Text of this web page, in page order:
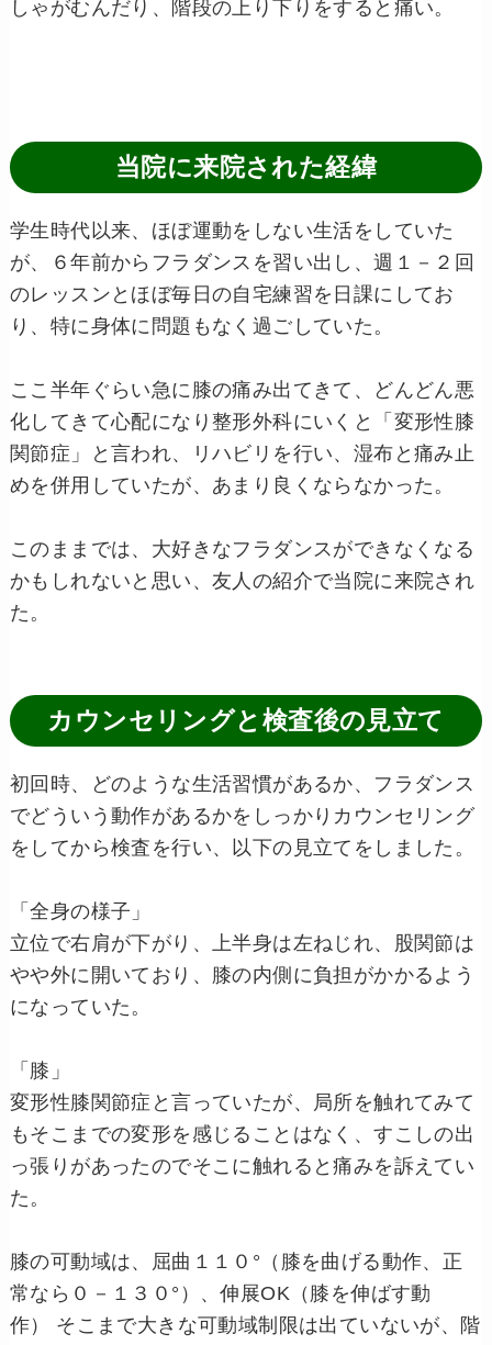
しゃがむんだり、階段の上り下りをすると痛い。
当院に来院された経緯
学生時代以来、ほぼ運動をしない生活をしていた
が、６年前からフラダンスを習い出し、週１－２回
のレッスンとほぼ毎日の自宅練習を日課にしてお
り、特に身体に問題もなく過ごしていた。
ここ半年ぐらい急に膝の痛み出てきて、どんどん悪
化してきて心配になり整形外科にいくと「変形性膝
関節症」と言われ、リハビリを行い、湿布と痛み止
めを併用していたが、あまり良くならなかった。
このままでは、大好きなフラダンスができなくなる
かもしれないと思い、友人の紹介で当院に来院され
た。
カウンセリングと検査後の見立て
初回時、どのような生活習慣があるか、フラダンス
でどういう動作があるかをしっかりカウンセリング
をしてから検査を行い、以下の見立てをしました。
「全身の様子」
立位で右肩が下がり、上半身は左ねじれ、股関節は
やや外に開いており、膝の内側に負担がかかるよう
になっていた。
「膝」
変形性膝関節症と言っていたが、局所を触れてみて
もそこまでの変形を感じることはなく、すこしの出
っ張りがあったのでそこに触れると痛みを訴えてい
た。
膝の可動域は、屈曲１１０°（膝を曲げる動作、正
常なら０－１３０°）、伸展OK（膝を伸ばす動
作） そこまで大きな可動域制限は出ていないが、階